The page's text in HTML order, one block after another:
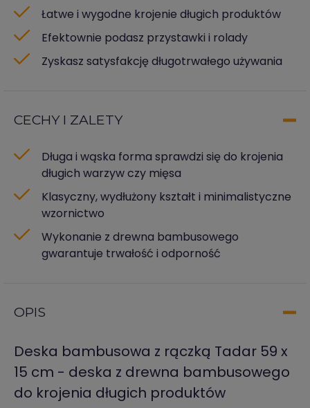
Łatwe i wygodne krojenie długich produktów
Efektownie podasz przystawki i rolady
Zyskasz satysfakcję długotrwałego używania
CECHY I ZALETY
Długa i wąska forma sprawdzi się do krojenia
długich warzyw czy mięsa
Klasyczny, wydłużony kształt i minimalistyczne
wzornictwo
Wykonanie z drewna bambusowego
gwarantuje trwałość i odporność
OPIS
Deska bambusowa z rączką Tadar 59 x
15 cm - deska z drewna bambusowego
do krojenia długich produktów